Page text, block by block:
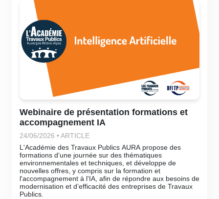
Webinaire de présentation formations et
accompagnement IA
24/06/2026 • ARTICLE
L'Académie des Travaux Publics AURA propose des
formations d’une journée sur des thématiques
environnementales et techniques, et développe de
nouvelles offres, y compris sur la formation et
l'accompagnement à l'IA, afin de répondre aux besoins de
modernisation et d’efficacité des entreprises de Travaux
Publics.